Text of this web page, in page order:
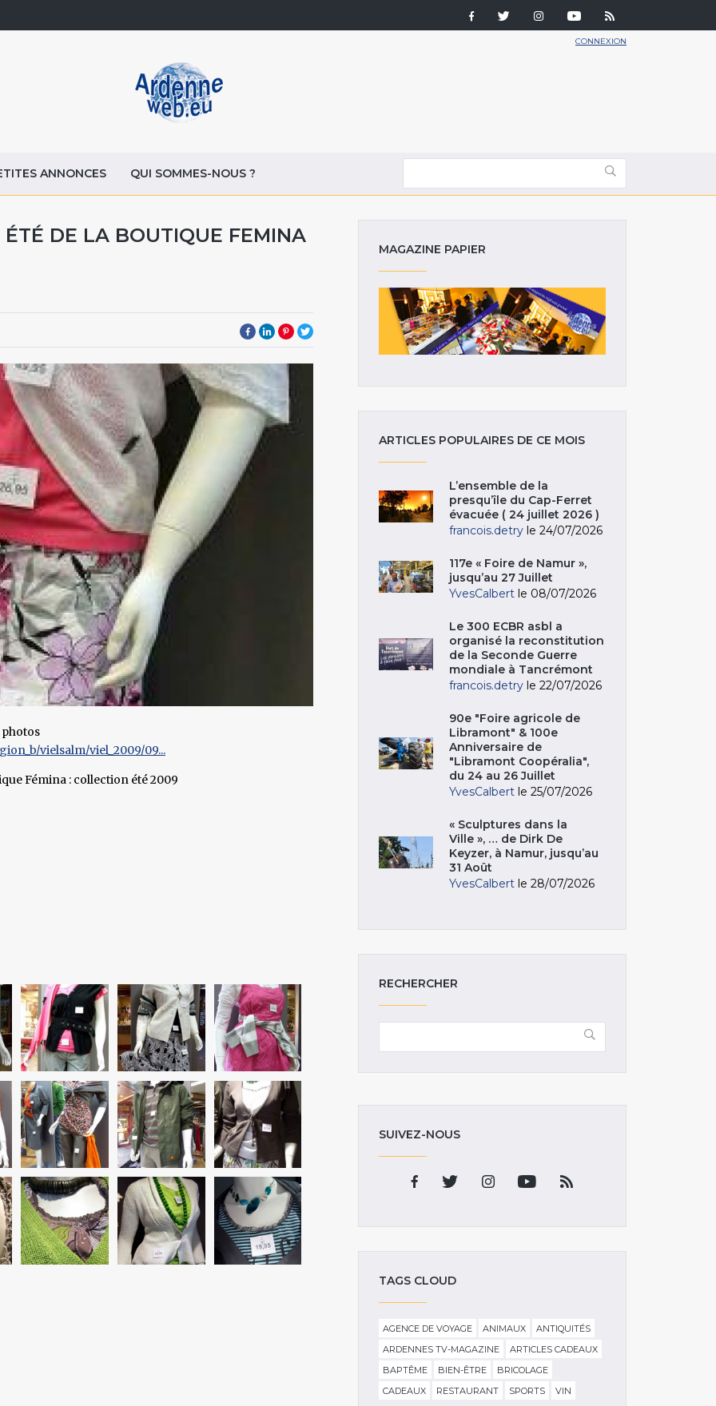
CONNEXION
ANNONCES QUI SOMMES-NOUS ?
DE LA BOUTIQUE FEMINA
vielsalm/viel_2009/09...
Fémina : collection été 2009
MAGAZINE PAPIER
ARTICLES POPULAIRES DE CE MOIS
L’ensemble de la
presqu’île du Cap-Ferret
évacuée ( 24 juillet 2026 )
francois.detry le 24/07/2026
117e « Foire de Namur »,
jusqu’au 27 Juillet
YvesCalbert le 08/07/2026
Le 300 ECBR asbl a
organisé la reconstitution
de la Seconde Guerre
mondiale à Tancrémont
francois.detry le 22/07/2026
90e "Foire agricole de
Libramont" & 100e
Anniversaire de
"Libramont Coopéralia",
du 24 au 26 Juillet
YvesCalbert le 25/07/2026
« Sculptures dans la
Ville », … de Dirk De
Keyzer, à Namur, jusqu’au
31 Août
YvesCalbert le 28/07/2026
RECHERCHER
SUIVEZ-NOUS
TAGS CLOUD
AGENCE DE VOYAGE ANIMAUX
ANTIQUITÉS
ARDENNES TV-MAGAZINE
ARTICLES CADEAUX
BAPTÊME
BIEN-ÊTRE
BRICOLAGE
CADEAUX
RESTAURANT SPORTS VIN